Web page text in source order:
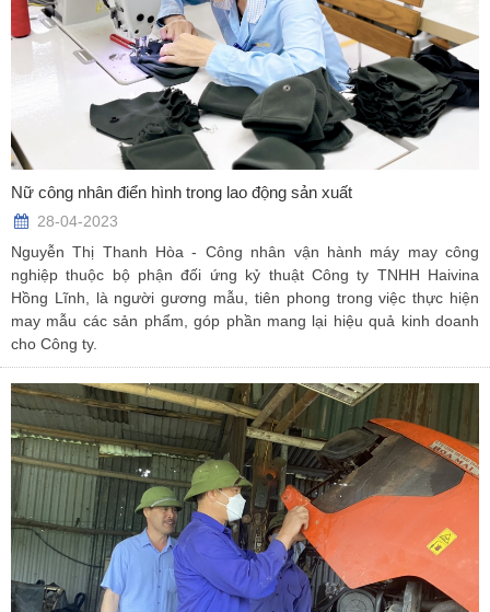
Nữ công nhân điển hình trong lao động sản xuất
28-04-2023
Nguyễn Thị Thanh Hòa - Công nhân vận hành máy may công
nghiệp thuộc bộ phận đối ứng kỷ thuật Công ty TNHH Haivina
Hồng Lĩnh, là người gương mẫu, tiên phong trong việc thực hiện
may mẫu các sản phẩm, góp phần mang lại hiệu quả kinh doanh
cho Công ty.